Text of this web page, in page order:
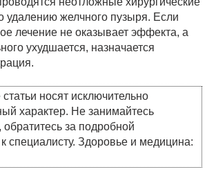
удалению желчного пузыря. Если
лечение не оказывает эффекта, а
ухудшается, назначается
носят исключительно
характер. Не занимайтесь
за подробной
к специалисту. Здоровье и медицина: